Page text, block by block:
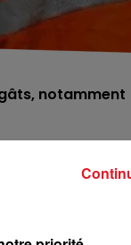
notamment
ce matin. Les
reste de
fois, ralentir le